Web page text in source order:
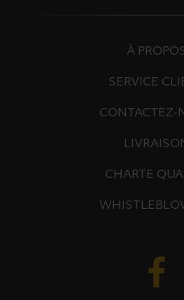
À
SERVICE
CONTACTEZ-
CHARTE